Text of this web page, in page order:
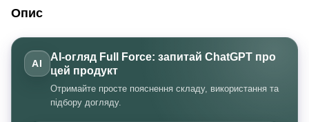
Опис
AI
AI-огляд Full Force: запитай ChatGPT про
цей продукт
Отримайте просте пояснення складу, використання та
підбору догляду.